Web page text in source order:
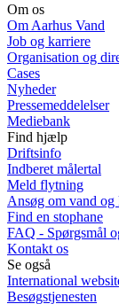
Om os
Om Aarhus Vand
Job og karriere
Organisation og
Cases
Nyheder
Pressemeddelelser
Mediebank
Find hjælp
Driftsinfo
Indberet målertal
Meld flytning
Ansøg om vand og
Find en stophane
FAQ - Spørgsmål
Kontakt os
Se også
International
Besøgstjenesten